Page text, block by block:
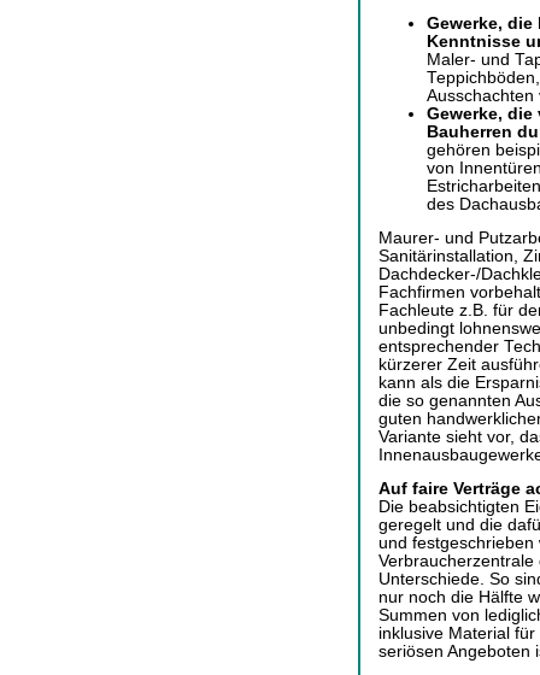
Gewerke,
Kenntnisse
Maler- und
Ausschachten
Gewerke,
Bauherren
gehören
von
des
Maurer- und
Sanitärinstallation,
Dachdecker-/
Fachfirmen
Fachleute z.B. für
unbedingt
entsprechender
kürzerer Zeit
kann als die
die so genannten
guten
Variante sieht vor,
Auf faire Verträge
Die beabsichtigten
geregelt und die
und festgeschrieben
Unterschiede. So
nur noch die Hälfte
Summen von
inklusive Material
seriösen Angeboten